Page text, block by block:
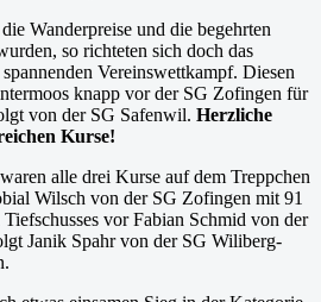
Wanderpreise und die begehrten
so richteten sich doch das
Vereinswettkampf. Diesen
knapp vor der SG Zofingen für
von der SG Safenwil. Herzliche
Kurse!
alle drei Kurse auf dem Treppchen
Wilsch von der SG Zofingen mit 91
Tiefschusses vor Fabian Schmid von der
Janik Spahr von der SG Wiliberg-